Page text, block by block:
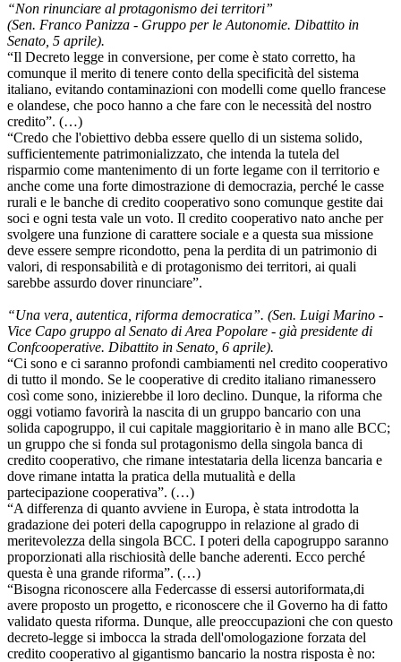
“Non rinunciare al protagonismo dei territori”
(Sen. Franco Panizza - Gruppo per le Autonomie. Dibattito in
Senato, 5 aprile).
“Il Decreto legge in conversione, per come è stato corretto, ha
comunque il merito di tenere conto della specificità del sistema
italiano, evitando contaminazioni con modelli come quello francese
e olandese, che poco hanno a che fare con le necessità del nostro
credito”. (…)
“Credo che l'obiettivo debba essere quello di un sistema solido,
sufficientemente patrimonializzato, che intenda la tutela del
risparmio come mantenimento di un forte legame con il territorio e
anche come una forte dimostrazione di democrazia, perché le casse
rurali e le banche di credito cooperativo sono comunque gestite dai
soci e ogni testa vale un voto. Il credito cooperativo nato anche per
svolgere una funzione di carattere sociale e a questa sua missione
deve essere sempre ricondotto, pena la perdita di un patrimonio di
valori, di responsabilità e di protagonismo dei territori, ai quali
sarebbe assurdo dover rinunciare”.
“Una vera, autentica, riforma democratica”. (Sen. Luigi Marino -
Vice Capo gruppo al Senato di Area Popolare - già presidente di
Confcooperative. Dibattito in Senato, 6 aprile).
“Ci sono e ci saranno profondi cambiamenti nel credito cooperativo
di tutto il mondo. Se le cooperative di credito italiano rimanessero
così come sono, inizierebbe il loro declino. Dunque, la riforma che
oggi votiamo favorirà la nascita di un gruppo bancario con una
solida capogruppo, il cui capitale maggioritario è in mano alle BCC;
un gruppo che si fonda sul protagonismo della singola banca di
credito cooperativo, che rimane intestataria della licenza bancaria e
dove rimane intatta la pratica della mutualità e della
partecipazione cooperativa”. (…)
“A differenza di quanto avviene in Europa, è stata introdotta la
gradazione dei poteri della capogruppo in relazione al grado di
meritevolezza della singola BCC. I poteri della capogruppo saranno
proporzionati alla rischiosità delle banche aderenti. Ecco perché
questa è una grande riforma”. (…)
“Bisogna riconoscere alla Federcasse di essersi autoriformata,di
avere proposto un progetto, e riconoscere che il Governo ha di fatto
validato questa riforma. Dunque, alle preoccupazioni che con questo
decreto-legge si imbocca la strada dell'omologazione forzata del
credito cooperativo al gigantismo bancario la nostra risposta è no: